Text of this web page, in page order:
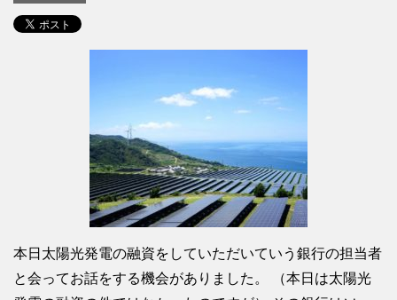
本日太陽光発電の融資をしていただいていう銀行の担当者
と会ってお話をする機会がありました。 （本日は太陽光